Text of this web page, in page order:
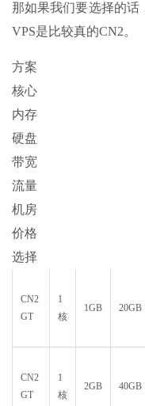
那如果我们要选择的话
VPS是比较真的CN2。
方案
核心
内存
硬盘
带宽
流量
机房
价格
选择
CN2
GT
1
核
1GB 20GB
CN2
GT
1
核
2GB 40GB